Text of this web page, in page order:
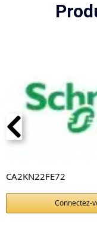
CA2KN22FE72
Connectez-